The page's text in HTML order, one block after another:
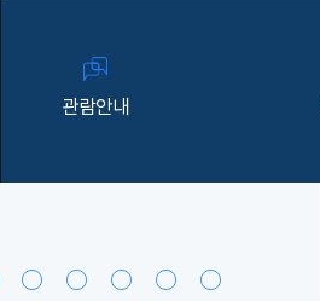
관람안내